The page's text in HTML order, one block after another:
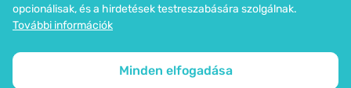
opcionálisak, és a hirdetések testreszabására szolgálnak.
További információk
Minden elfogadása
Bankkártyás fizetési lehetőség. A személyes adatok garantált védelme
SSL titkosítással.
Az oldal térképe